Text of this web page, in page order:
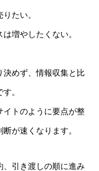
たい。
増やしたくない。
決めず、情報収集と比
。
イトのように要点が整
が速くなります。
、引き渡しの順に進み